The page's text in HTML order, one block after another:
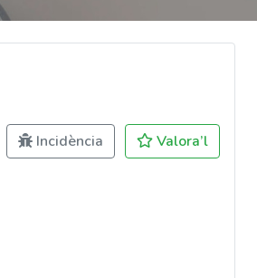
Incidència Valora’l